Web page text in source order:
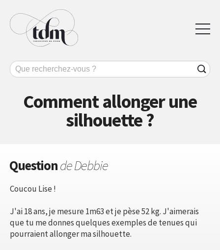
Comment allonger une
silhouette ?
Questionde Debbie
Coucou Lise !
J'ai 18 ans, je mesure 1m63 et je pèse 52 kg. J'aimerais
que tu me donnes quelques exemples de tenues qui
pourraient allonger ma silhouette.